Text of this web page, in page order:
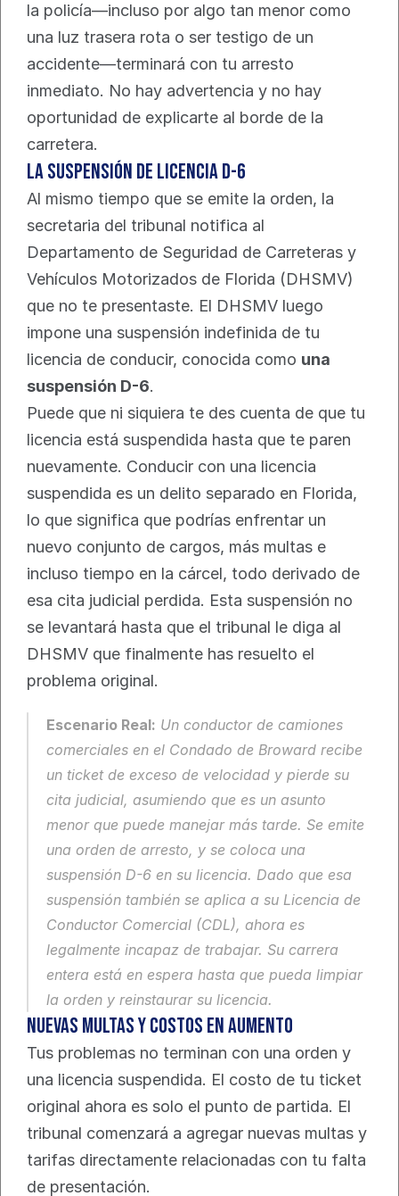
la policía—incluso por algo tan menor como
una luz trasera rota o ser testigo de un
accidente—terminará con tu arresto
inmediato. No hay advertencia y no hay
oportunidad de explicarte al borde de la
carretera.
La Suspensión de Licencia D-6
Al mismo tiempo que se emite la orden, la
secretaria del tribunal notifica al
Departamento de Seguridad de Carreteras y
Vehículos Motorizados de Florida (DHSMV)
que no te presentaste. El DHSMV luego
impone una suspensión indefinida de tu
licencia de conducir, conocida como una
suspensión D-6.
Puede que ni siquiera te des cuenta de que tu
licencia está suspendida hasta que te paren
nuevamente. Conducir con una licencia
suspendida es un delito separado en Florida,
lo que significa que podrías enfrentar un
nuevo conjunto de cargos, más multas e
incluso tiempo en la cárcel, todo derivado de
esa cita judicial perdida. Esta suspensión no
se levantará hasta que el tribunal le diga al
DHSMV que finalmente has resuelto el
problema original.
Escenario Real: Un conductor de camiones
comerciales en el Condado de Broward recibe
un ticket de exceso de velocidad y pierde su
cita judicial, asumiendo que es un asunto
menor que puede manejar más tarde. Se emite
una orden de arresto, y se coloca una
suspensión D-6 en su licencia. Dado que esa
suspensión también se aplica a su Licencia de
Conductor Comercial (CDL), ahora es
legalmente incapaz de trabajar. Su carrera
entera está en espera hasta que pueda limpiar
la orden y reinstaurar su licencia.
Nuevas Multas y Costos en Aumento
Tus problemas no terminan con una orden y
una licencia suspendida. El costo de tu ticket
original ahora es solo el punto de partida. El
tribunal comenzará a agregar nuevas multas y
tarifas directamente relacionadas con tu falta
de presentación.